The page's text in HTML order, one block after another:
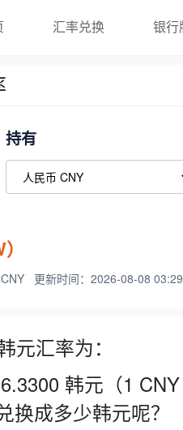
汇率兑换 银行
持有
更新时间：2026-08-08
元汇率为：
韩元（1
换成多少韩元呢？